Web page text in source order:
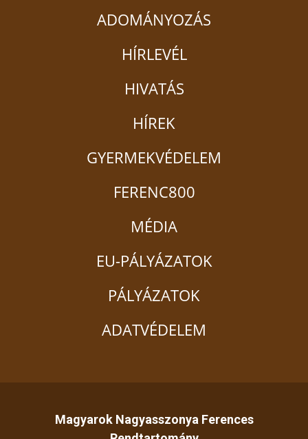
ADOMÁNYOZÁS
HÍRLEVÉL
HIVATÁS
HÍREK
GYERMEKVÉDELEM
FERENC800
MÉDIA
EU-PÁLYÁZATOK
PÁLYÁZATOK
ADATVÉDELEM
Magyarok Nagyasszonya Ferences